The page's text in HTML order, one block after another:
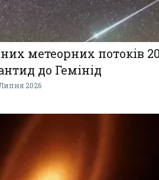
метеорних потоків
до Гемінід
2026